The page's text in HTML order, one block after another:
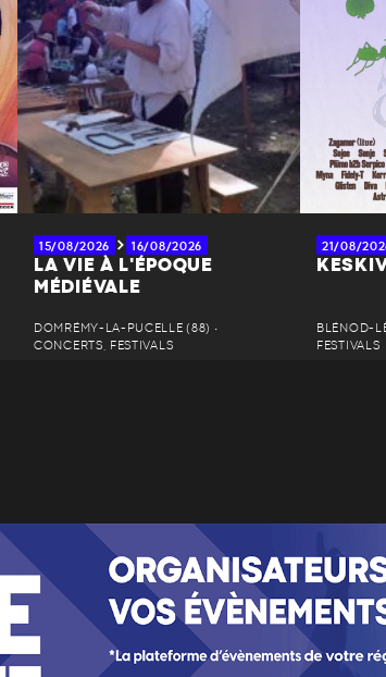
15/08/2026 16/08/2026
LA VIE À L'ÉPOQUE
MÉDIÉVALE
DOMRÉMY-LA-PUCELLE (88) •
CONCERTS, FESTIVALS
21/08/
BLÉNOD-
FESTIVALS